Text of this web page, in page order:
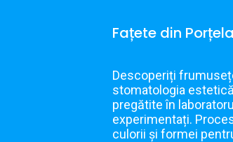
Fațete din
Descoperiți
stomatologia
pregătite în
experimentați.
culorii și formei